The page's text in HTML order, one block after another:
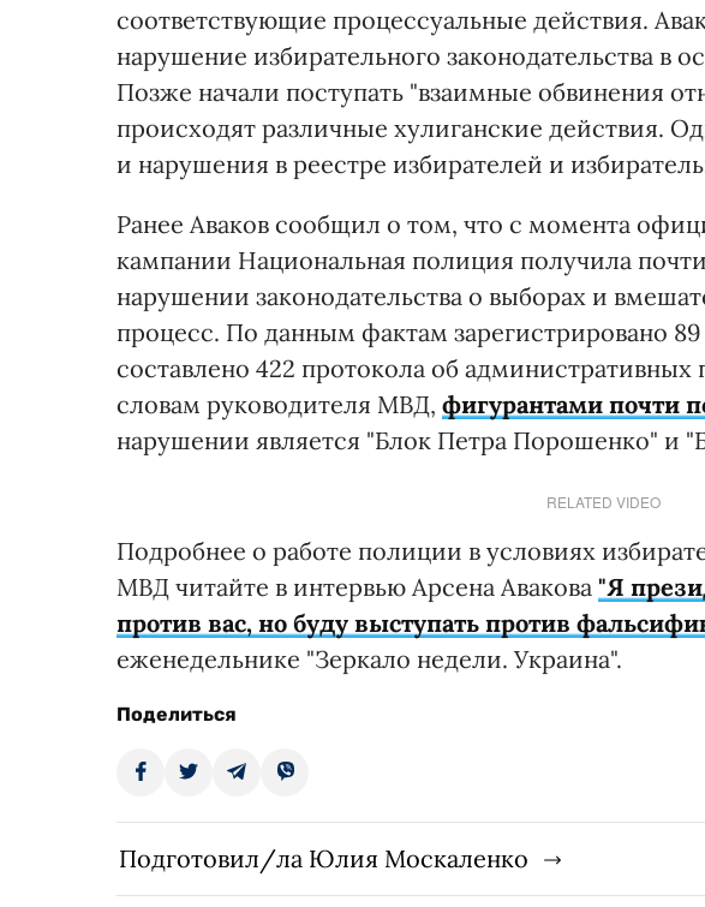
соответствующие процессуальные действия.
нарушение избирательного законодательства в
Позже начали поступать "взаимные обвинения
происходят различные хулиганские действия.
и нарушения в реестре избирателей и
Ранее Аваков сообщил о том, что с момента
кампании Национальная полиция получила
нарушении законодательства о выборах и
процесс. По данным фактам зарегистрировано
составлено 422 протокола об
словам руководителя МВД, фигурантами почти
нарушении является "Блок Петра Порошенко" и
RELATED VIDEO
Подробнее о работе полиции в условиях
МВД читайте в интервью Арсена Авакова "Я
против вас, но буду выступать против
еженедельнике "Зеркало недели. Украина".
Поделиться
Подготовил/ла Юлия Москаленко